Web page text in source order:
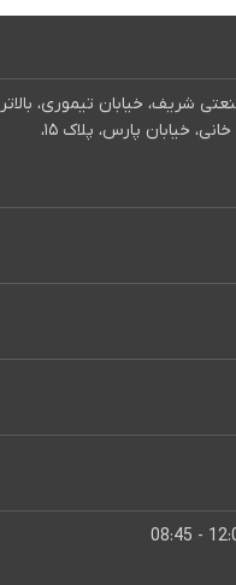
شریف، خیابان تیموری، بالاتر
از میدان تیموری، خیابان شهید علی لطفعلی خانی، خیابان پارس، پلاک ۱۵،